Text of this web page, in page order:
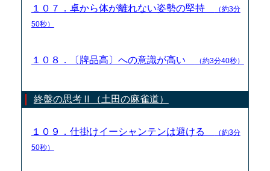
１０７．卓から体が離れない姿勢の堅持
（約3分
50秒）
１０８．〔牌品高〕への意識が高い （約3分40秒）
終盤の思考Ⅱ（土田の麻雀道）
１０９．仕掛けイーシャンテンは避ける
（約3分
50秒）